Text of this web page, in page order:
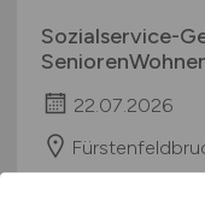
Saarland
Sachsen-Anhalt
Schleswig-
Sozialservice-
22.07.2026